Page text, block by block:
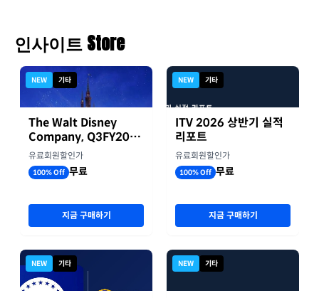
인사이트 Store
NEW 기타
The Walt Disney
Company, Q3FY2026
실적자료
유료회원할인가
100% Off 무료
지금 구매하기
NEW 기타
NEW 기타
ITV 2026 상반기 실적
리포트
유료회원할인가
100% Off 무료
지금 구매하기
NEW 기타